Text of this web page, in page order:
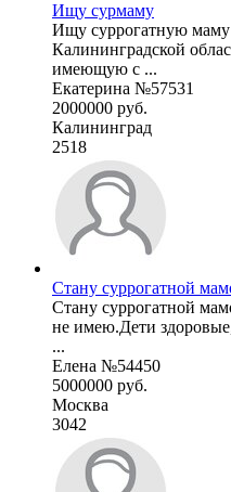
Ищу сурмаму
Ищу суррогатную
Калининградской
имеющую с ...
Екатерина №57531
2000000 руб.
Калининград
2518
Стану суррогатной
Стану суррогатной
не имею.Дети
...
Елена №54450
5000000 руб.
Москва
3042